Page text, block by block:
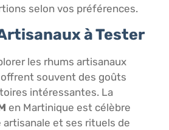
selon vos préférences.
à Tester
les rhums artisanaux
souvent des goûts
intéressantes. La
en Martinique est célèbre
artisanale et ses rituels de